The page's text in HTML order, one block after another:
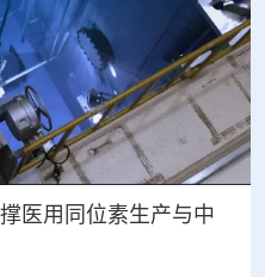
医用同位素生产与中